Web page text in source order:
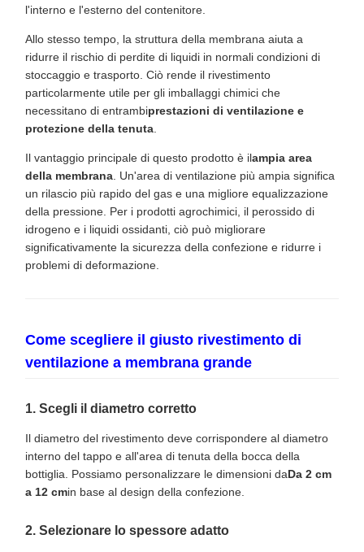
l'interno e l'esterno del contenitore.
Allo stesso tempo, la struttura della membrana aiuta a
ridurre il rischio di perdite di liquidi in normali condizioni di
stoccaggio e trasporto. Ciò rende il rivestimento
particolarmente utile per gli imballaggi chimici che
necessitano di entrambiprestazioni di ventilazione e
protezione della tenuta.
Il vantaggio principale di questo prodotto è ilampia area
della membrana. Un'area di ventilazione più ampia significa
un rilascio più rapido del gas e una migliore equalizzazione
della pressione. Per i prodotti agrochimici, il perossido di
idrogeno e i liquidi ossidanti, ciò può migliorare
significativamente la sicurezza della confezione e ridurre i
problemi di deformazione.
Come scegliere il giusto rivestimento di
ventilazione a membrana grande
1. Scegli il diametro corretto
Il diametro del rivestimento deve corrispondere al diametro
interno del tappo e all'area di tenuta della bocca della
bottiglia. Possiamo personalizzare le dimensioni daDa 2 cm
a 12 cmin base al design della confezione.
2. Selezionare lo spessore adatto